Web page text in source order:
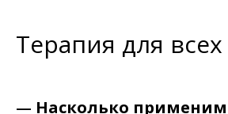
Терапия для всех
— Насколько